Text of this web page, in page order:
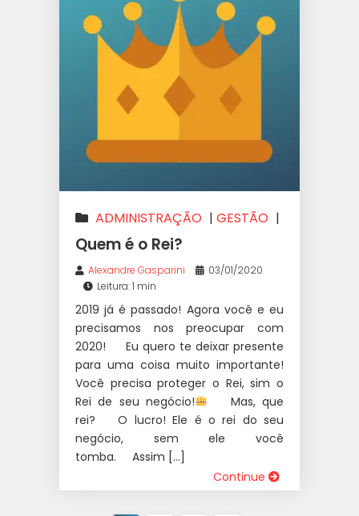
ADMINISTRAÇÃO | GESTÃO |
LUCRATIVIDADE |
Quem é o Rei?
Alexandre Gasparini
03/01/2020
Leitura: 1 min
2019 já é passado! Agora você e eu
precisamos nos preocupar com
2020! ⠀⁣⠀Eu quero te deixar presente
para uma coisa muito importante!
Você precisa proteger o Rei, sim o
Rei de seu negócio!
⁣⠀⁣⠀Mas, que
rei? ⁣⠀⁣⠀O lucro! ⁣Ele é o rei do seu
negócio, sem ele você
tomba.⁣⠀⁣⠀Assim […]
Continue